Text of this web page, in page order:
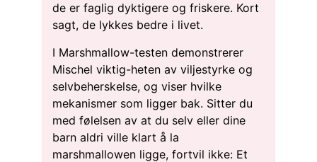
de er faglig dyktigere og friskere. Kort
sagt, de lykkes bedre i livet.
I Marshmallow-testen demonstrerer
Mischel viktig-heten av viljestyrke og
selvbeherskelse, og viser hvilke
mekanismer som ligger bak. Sitter du
med følelsen av at du selv eller dine
barn aldri ville klart å la
marshmallowen ligge, fortvil ikke: Et